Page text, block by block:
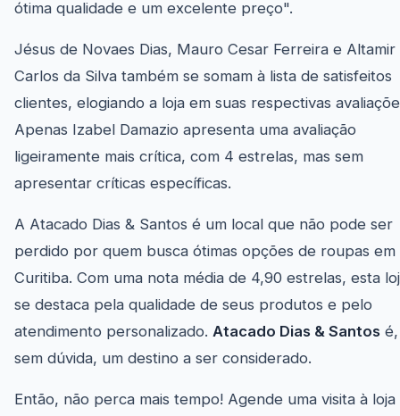
ótima qualidade e um excelente preço".
Jésus de Novaes Dias, Mauro Cesar Ferreira e Altamir
Carlos da Silva também se somam à lista de satisfeitos
clientes, elogiando a loja em suas respectivas
Apenas Izabel Damazio apresenta uma avaliação
ligeiramente mais crítica, com 4 estrelas, mas sem
apresentar críticas específicas.
A Atacado Dias & Santos é um local que não pode ser
perdido por quem busca ótimas opções de roupas em
Curitiba. Com uma nota média de 4,90 estrelas, esta
se destaca pela qualidade de seus produtos e pelo
atendimento personalizado. Atacado Dias & Santos é,
sem dúvida, um destino a ser considerado.
Então, não perca mais tempo! Agende uma visita à loja